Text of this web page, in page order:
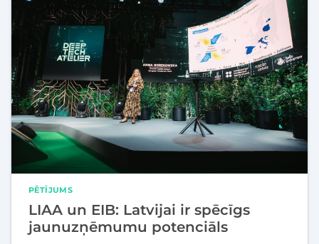
PĒTĪJUMS
LIAA un EIB: Latvijai ir spēcīgs
jaunuzņēmumu potenciāls